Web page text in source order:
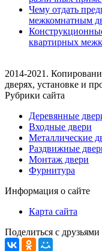
Чему отдать
межкомнатным
квартирных
2014-2021.
дверях, установке и
Рубрики сайта
Деревянные
Входные двери
Металлические
Раздвижные
Монтаж двери
Фурнитура
Информация о сайте
Карта сайта
Поделиться с друзьями